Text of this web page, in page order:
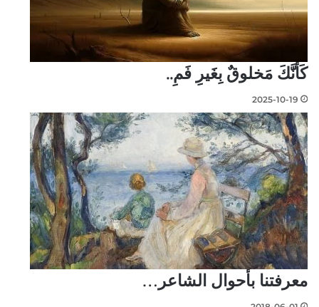
كَأَنَّكَ مَخلوقٌ بِغَيرِ فَمِ..
2025-10-19
معرفتنا بأحوال الشاعر…